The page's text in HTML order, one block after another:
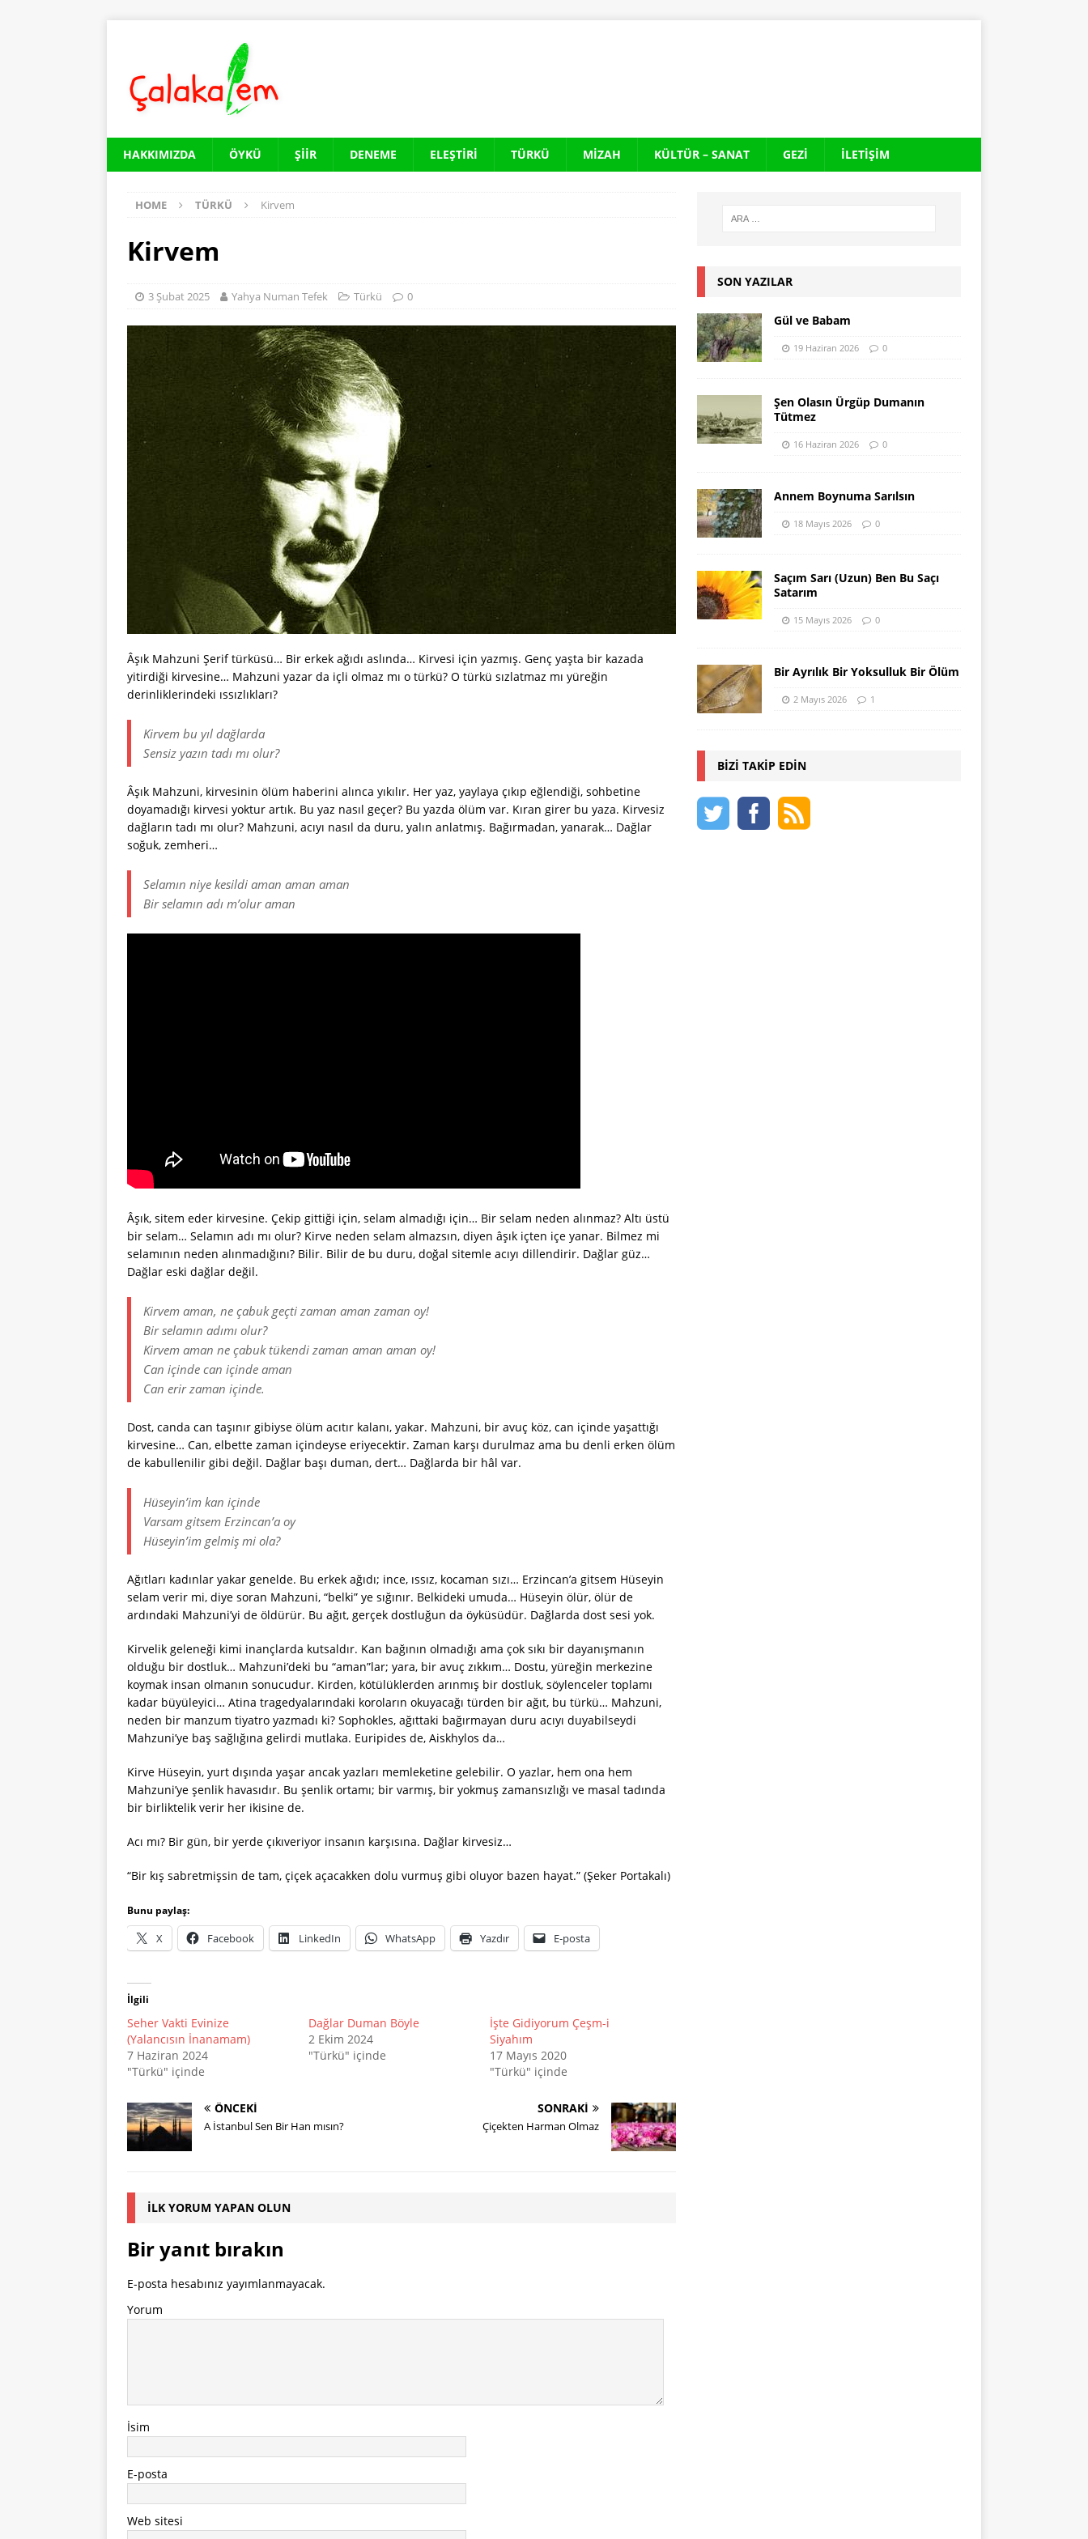
HAKKIMIZDA ÖYKÜ ŞIIR DENEME ELEŞTIRI TÜRKÜ MIZAH KÜLTÜR – SANAT GEZI İLETIŞIM
HOME TÜRKÜ Kirvem
Kirvem
3 Şubat 2025 Yahya Numan Tefek Türkü 0
Âşık Mahzuni Şerif türküsü… Bir erkek ağıdı aslında… Kirvesi için yazmış. Genç yaşta bir kazada
yitirdiği kirvesine… Mahzuni yazar da içli olmaz mı o türkü? O türkü sızlatmaz mı yüreğin
derinliklerindeki ıssızlıkları?
Kirvem bu yıl dağlarda
Sensiz yazın tadı mı olur?
Âşık Mahzuni, kirvesinin ölüm haberini alınca yıkılır. Her yaz, yaylaya çıkıp eğlendiği, sohbetine
doyamadığı kirvesi yoktur artık. Bu yaz nasıl geçer? Bu yazda ölüm var. Kıran girer bu yaza. Kirvesiz
dağların tadı mı olur? Mahzuni, acıyı nasıl da duru, yalın anlatmış. Bağırmadan, yanarak… Dağlar
soğuk, zemheri…
Selamın niye kesildi aman aman aman
Bir selamın adı m’olur aman
Âşık, sitem eder kirvesine. Çekip gittiği için, selam almadığı için… Bir selam neden alınmaz? Altı üstü
bir selam… Selamın adı mı olur? Kirve neden selam almazsın, diyen âşık içten içe yanar. Bilmez mi
selamının neden alınmadığını? Bilir. Bilir de bu duru, doğal sitemle acıyı dillendirir. Dağlar güz…
Dağlar eski dağlar değil.
Kirvem aman, ne çabuk geçti zaman aman zaman oy!
Bir selamın adımı olur?
Kirvem aman ne çabuk tükendi zaman aman aman oy!
Can içinde can içinde aman
Can erir zaman içinde.
Dost, canda can taşınır gibiyse ölüm acıtır kalanı, yakar. Mahzuni, bir avuç köz, can içinde yaşattığı
kirvesine… Can, elbette zaman içindeyse eriyecektir. Zaman karşı durulmaz ama bu denli erken ölüm
de kabullenilir gibi değil. Dağlar başı duman, dert… Dağlarda bir hâl var.
Hüseyin’im kan içinde
Varsam gitsem Erzincan’a oy
Hüseyin’im gelmiş mi ola?
Ağıtları kadınlar yakar genelde. Bu erkek ağıdı; ince, ıssız, kocaman sızı… Erzincan’a gitsem Hüseyin
selam verir mi, diye soran Mahzuni, “belki” ye sığınır. Belkideki umuda… Hüseyin ölür, ölür de
ardındaki Mahzuni’yi de öldürür. Bu ağıt, gerçek dostluğun da öyküsüdür. Dağlarda dost sesi yok.
Kirvelik geleneği kimi inançlarda kutsaldır. Kan bağının olmadığı ama çok sıkı bir dayanışmanın
olduğu bir dostluk… Mahzuni’deki bu “aman”lar; yara, bir avuç zıkkım… Dostu, yüreğin merkezine
koymak insan olmanın sonucudur. Kirden, kötülüklerden arınmış bir dostluk, söylenceler toplamı
kadar büyüleyici… Atina tragedyalarındaki koroların okuyacağı türden bir ağıt, bu türkü… Mahzuni,
neden bir manzum tiyatro yazmadı ki? Sophokles, ağıttaki bağırmayan duru acıyı duyabilseydi
Mahzuni’ye baş sağlığına gelirdi mutlaka. Euripides de, Aiskhylos da…
Kirve Hüseyin, yurt dışında yaşar ancak yazları memleketine gelebilir. O yazlar, hem ona hem
Mahzuni’ye şenlik havasıdır. Bu şenlik ortamı; bir varmış, bir yokmuş zamansızlığı ve masal tadında
bir birliktelik verir her ikisine de.
Acı mı? Bir gün, bir yerde çıkıveriyor insanın karşısına. Dağlar kirvesiz…
“Bir kış sabretmişsin de tam, çiçek açacakken dolu vurmuş gibi oluyor bazen hayat.” (Şeker Portakalı)
Bunu paylaş:
X Facebook LinkedIn WhatsApp Yazdır E-posta
İlgili
Seher Vakti Evinize
(Yalancısın İnanamam)
7 Haziran 2024
"Türkü" içinde
Dağlar Duman Böyle
2 Ekim 2024
"Türkü" içinde
İşte Gidiyorum Çeşm-i
Siyahım
17 Mayıs 2020
"Türkü" içinde
ÖNCEKI
A İstanbul Sen Bir Han mısın?
SONRAKI
Çiçekten Harman Olmaz
İLK YORUM YAPAN OLUN
Bir yanıt bırakın
E-posta hesabınız yayımlanmayacak.
Yorum
İsim
E-posta
Web sitesi
SON YAZILAR
Gül ve Babam
19 Haziran 2026 0
Şen Olasın Ürgüp Dumanın
Tütmez
16 Haziran 2026 0
Annem Boynuma Sarılsın
18 Mayıs 2026 0
Saçım Sarı (Uzun) Ben Bu Saçı
Satarım
15 Mayıs 2026 0
Bir Ayrılık Bir Yoksulluk Bir Ölüm
2 Mayıs 2026 1
BIZI TAKIP EDIN